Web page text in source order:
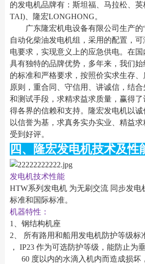
的发电机品牌有：斯坦福、马拉松、
TAI)、隆宏LONGHONG。
广东隆宏机电设备有限公司生产的“
自动化柴油发电机组，采用的配置，可
电要求，实现意义上的应急供电。在
具有独特的品牌优势，多年来，我们
的标准和严格要求，按照价实求生存
原则，重合同、守信用、讲诚信，结
和测试手段，求精求益求质量，赢得
得各界的信赖和支持。隆宏发电机以诚
以信誉为基，求真务实办实业、精益
受到好评。
四、隆宏发电机技术及性
发电机技术性能
HTW系列发电机 为无刷交流 同步发电
标准和国际标准。
机器特性：
1、钢结构机座
2、 所有路用和船用发电机防护等级标
， IP23 作为可选防护等级，能防止为
60 度以内的水滴入机内而造成损坏